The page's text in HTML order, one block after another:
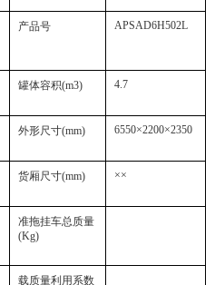
产品号 APSAD6H502L
罐体容积(m3) 4.7
外形尺寸(mm) 6550×2200×2350
货厢尺寸(mm) ××
准拖挂车总质量
(Kg)
载质量利用系数